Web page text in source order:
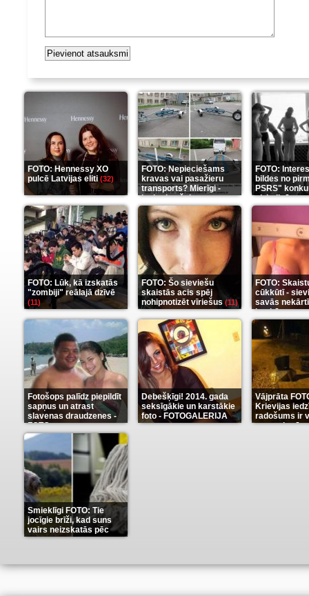
FOTO: Hennessy XO
pulcē Latvijas eliti(32)
FOTO: Nepieciešams
kravas vai pasažieru
transports? Mierīgi -
ieskaties šeit(35)
FOTO:
bildes no
PSRS"
aizkulisēm
FOTO: Lūk, kā izskatās
"zombiji" reālajā dzīvē
(11)
FOTO: Šo sieviešu
skaistās acis spēj
nohipnotizēt vīriešus (11)
FOTO:
cūkkūtī -
savās
istabās(12)
Fotošops palīdz piepildīt
sapņus un atrast
slavenas draudzenes -
FOTO(13)
Debešķīgi! 2014. gada
seksīgākie un karstākie
foto - FOTOGALERIJA
(9)
Vājprāta
Krievijas
radošums ir
Smieklīgi FOTO: Tie
jocīgie brīži, kad suns
vairs neizskatās pēc
suņa(11)